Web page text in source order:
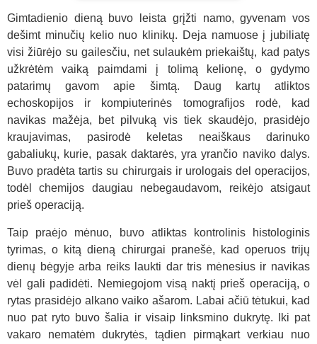
Gimtadienio dieną buvo leista grįžti namo, gyvenam vos
dešimt minučių kelio nuo klinikų. Deja namuose į jubiliatę
visi žiūrėjo su gailesčiu, net sulaukėm priekaištų, kad patys
užkrėtėm vaiką paimdami į tolimą kelionę, o gydymo
patarimų gavom apie šimtą. Daug kartų atliktos
echoskopijos ir kompiuterinės tomografijos rodė, kad
navikas mažėja, bet pilvuką vis tiek skaudėjo, prasidėjo
kraujavimas, pasirodė keletas neaiškaus darinuko
gabaliukų, kurie, pasak daktarės, yra yrančio naviko dalys.
Buvo pradėta tartis su chirurgais ir urologais del operacijos,
todėl chemijos daugiau nebegaudavom, reikėjo atsigaut
prieš operaciją.
Taip praėjo mėnuo, buvo atliktas kontrolinis histologinis
tyrimas, o kitą dieną chirurgai pranešė, kad operuos trijų
dienų bėgyje arba reiks laukti dar tris mėnesius ir navikas
vėl gali padidėti. Nemiegojom visą naktį prieš operaciją, o
rytas prasidėjo alkano vaiko ašarom. Labai ačiū tėtukui, kad
nuo pat ryto buvo šalia ir visaip linksmino dukrytę. Iki pat
vakaro nematėm dukrytės, tądien pirmąkart verkiau nuo